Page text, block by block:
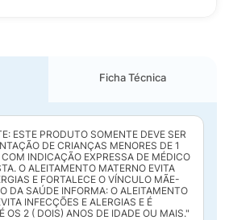
Ficha Técnica
ESTE PRODUTO SOMENTE DEVE SER
DE CRIANÇAS MENORES DE 1
INDICAÇÃO EXPRESSA DE MÉDICO
O ALEITAMENTO MATERNO EVITA
E FORTALECE O VÍNCULO MÃE-
DA SAÚDE INFORMA: O ALEITAMENTO
INFECÇÕES E ALERGIAS E É
OS 2 ( DOIS) ANOS DE IDADE OU MAIS."